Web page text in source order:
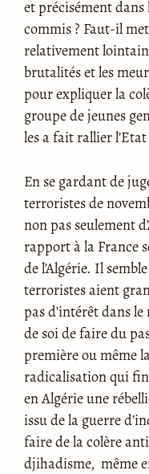
et précisément dans
commis ? Faut-il
relativement
brutalités et les
pour expliquer la
groupe de jeunes
les a fait rallier
En se gardant de
terroristes de
non pas seulement
rapport à la France
de l’Algérie. Il
terroristes aient
pas d’intérêt dans
de soi de faire du
première ou même
radicalisation qui
en Algérie une
issu de la guerre
faire de la colère
djihadisme, même